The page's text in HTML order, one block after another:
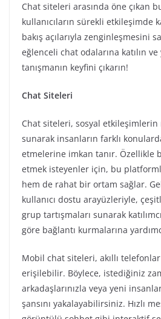
Chat siteleri arasında öne çıkan
kullanıcıların sürekli etkileşimde
bakış açılarıyla zenginleşmesini
eğlenceli chat odalarına katılın
tanışmanın keyfini çıkarın!
Chat Siteleri
Chat siteleri, sosyal
sunarak insanların farklı
etmelerine imkan tanır. Özellikle
etmek isteyenler için, bu
hem de rahat bir ortam sağlar.
kullanıcı dostu arayüzleriyle,
grup tartışmaları sunarak
göre bağlantı kurmalarına
Mobil chat siteleri, akıllı
erişilebilir. Böylece, istediğiniz
arkadaşlarınızla veya yeni
şansını yakalayabilirsiniz. Hızlı